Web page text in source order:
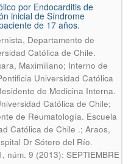
por Endocarditis de
inicial de Síndrome
de 17 años.
Departamento de
Católica de Chile.
Maximiliano; Interno de
Universidad Católica
de Medicina Interna.
Católica de Chile;
de Reumatología. Escuela
Católica de Chile .; Araos,
Dr Sótero del Río.
núm. 9 (2013): SEPTIEMBRE